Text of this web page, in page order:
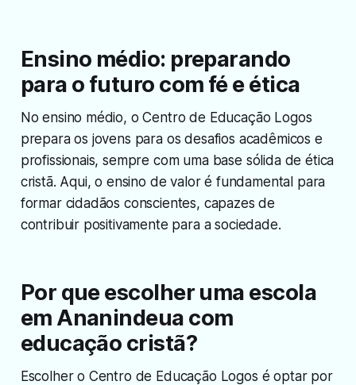
Ensino médio: preparando
para o futuro com fé e ética
No ensino médio, o Centro de Educação Logos
prepara os jovens para os desafios acadêmicos e
profissionais, sempre com uma base sólida de ética
cristã. Aqui, o ensino de valor é fundamental para
formar cidadãos conscientes, capazes de
contribuir positivamente para a sociedade.
Por que escolher uma escola
em Ananindeua com
educação cristã?
Escolher o Centro de Educação Logos é optar por